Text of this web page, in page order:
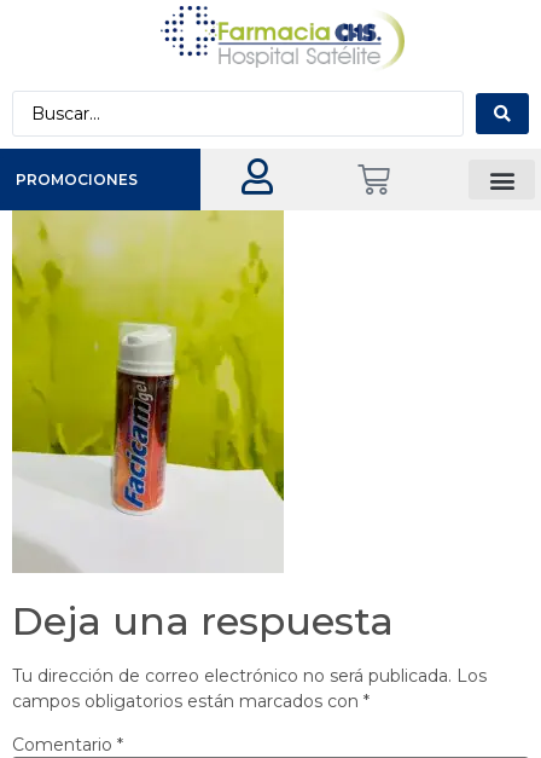
PROMOCIONES
Deja una respuesta
Tu dirección de correo electrónico no será publicada. Los
campos obligatorios están marcados con *
Comentario *